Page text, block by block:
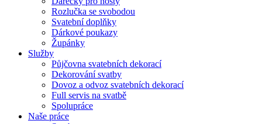
Rozlučka se svobodou
Svatební doplňky
Dárkové poukazy
Župánky
Služby
Půjčovna svatebních dekorací
Dekorování svatby
Dovoz a odvoz svatebních dekorací
Full servis na svatbě
Spolupráce
Naše práce